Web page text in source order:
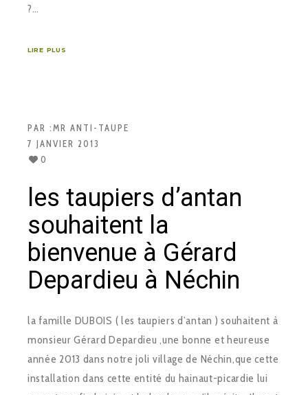
?…
LIRE PLUS
PAR :MR ANTI-TAUPE
7 JANVIER 2013
0
les taupiers d’antan
souhaitent la
bienvenue à Gérard
Depardieu à Néchin
la famille DUBOIS ( les taupiers d’antan ) souhaitent à
monsieur Gérard Depardieu ,une bonne et heureuse
année 2013 dans notre joli village de Néchin,que cette
installation dans cette entité du hainaut-picardie lui